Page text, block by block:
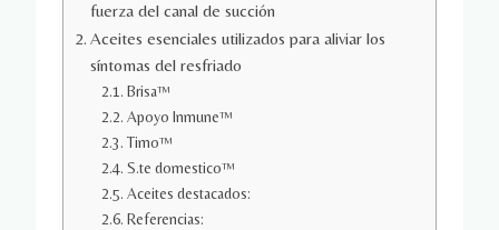
fuerza del canal de succión
Aceites esenciales utilizados para aliviar los
síntomas del resfriado
Brisa™
Apoyo Inmune™
Timo™
S.te domestico™
Aceites destacados:
Referencias: